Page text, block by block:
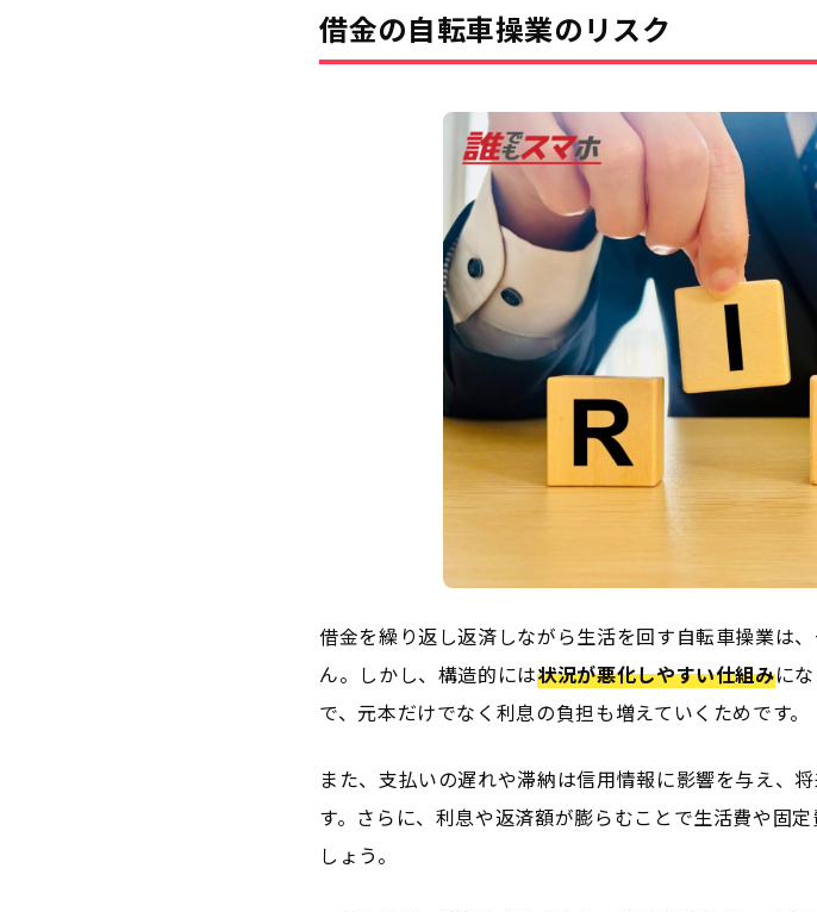
借金の自転車操業のリスク
借金を繰り返し返済しながら生活を回す自転車操業は
ん。しかし、構造的には状況が悪化しやすい仕組みに
で、元本だけでなく利息の負担も増えていくためです。
また、支払いの遅れや滞納は信用情報に影響を与え、
す。さらに、利息や返済額が膨らむことで生活費や固
しょう。